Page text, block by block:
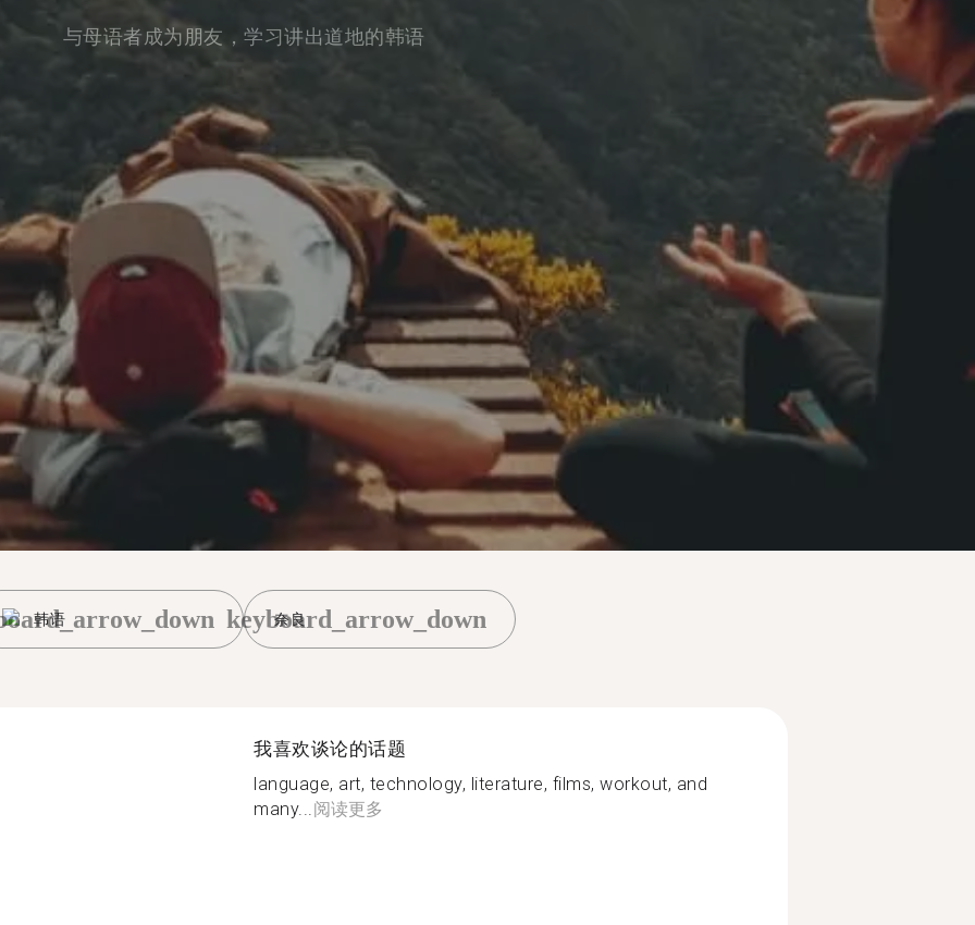
与母语者成为朋友，学习讲出道地的韩语
韩语 奈良
keyboard_arrow_down
我喜欢谈论的话题
language, art, technology, literature, films, workout, and
many...阅读更多